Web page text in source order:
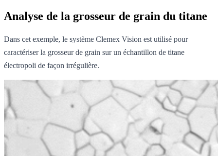
Analyse de la grosseur de grain du titane
Dans cet exemple, le système Clemex Vision est utilisé pour
caractériser la grosseur de grain sur un échantillon de titane
électropoli de façon irrégulière.